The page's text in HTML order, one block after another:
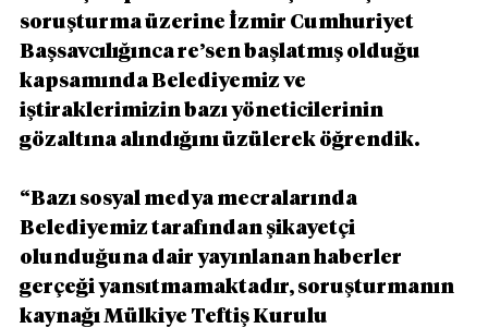
soruşturma üzerine İzmir Cumhuriyet
Başsavcılığınca re’sen başlatmış olduğu
kapsamında Belediyemiz ve
iştiraklerimizin bazı yöneticilerinin
gözaltına alındığını üzülerek öğrendik.
“Bazı sosyal medya mecralarında
Belediyemiz tarafından şikayetçi
olunduğuna dair yayınlanan haberler
gerçeği yansıtmamaktadır, soruşturmanın
kaynağı Mülkiye Teftiş Kurulu